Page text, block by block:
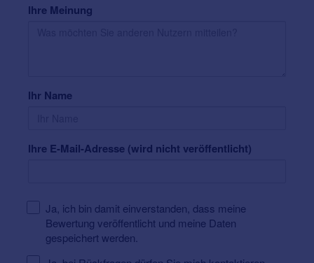
Ihre Meinung
Ihr Name
Ihre E-Mail-Adresse (wird nicht veröffentlicht)
Ja, ich bin damit einverstanden, dass meine
Bewertung veröffentlicht und meine Daten
gespeichert werden.